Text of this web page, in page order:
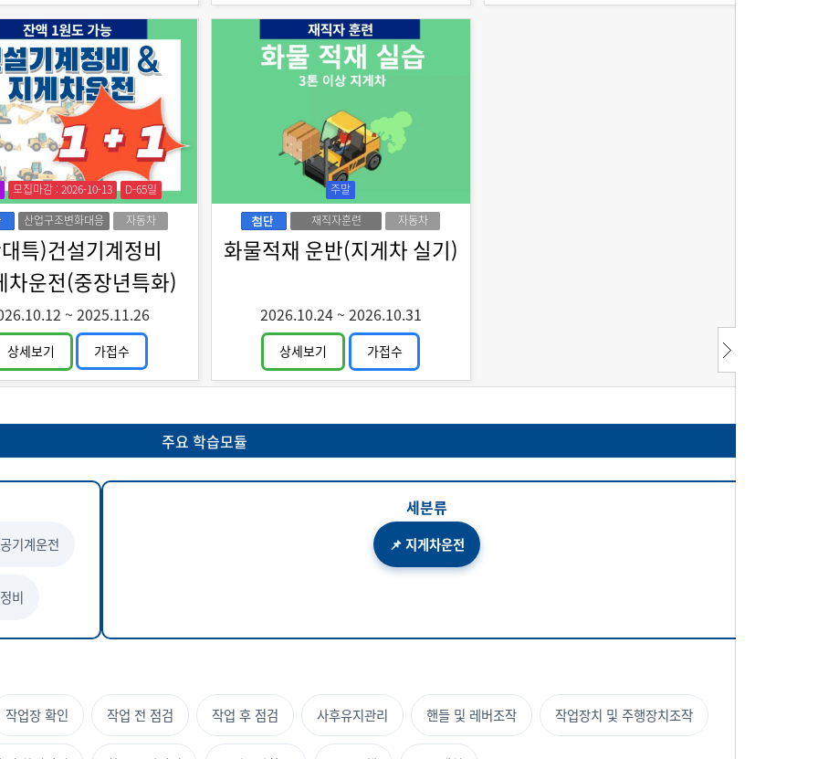
모집마감 : 2026-10-13
D-65일
산업구조변화대응
특화훈련
자동차
특)건설기계정비
차운전(중장년특화)
~ 2025.11.26
상세보기 가접수
주말
재직자훈련
자동차
화물적재 운반(지게차 실기)
2026.10.24~ 2026.10.31
상세보기 가접수
주요 학습모듈
기계운전
비
세분류
📌 지게차운전
작업장 확인 작업 전 점검 작업 후 점검 사후유지관리 핸들 및 레버조작 작업장치 및 주행장치조작